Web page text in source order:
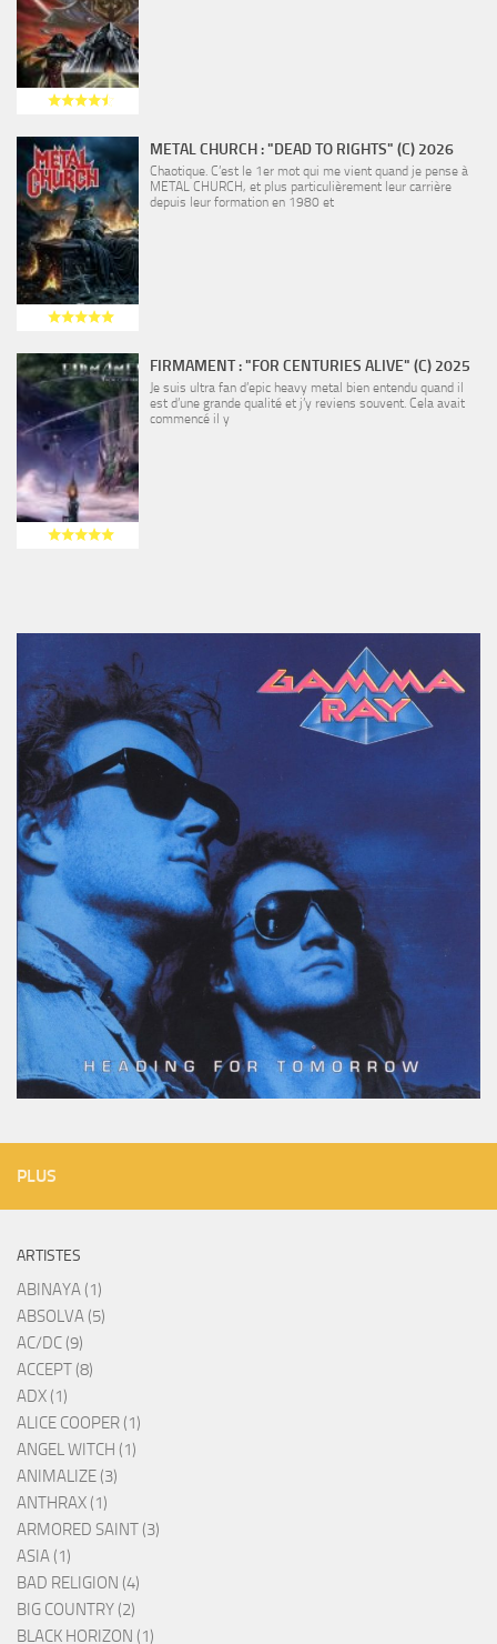
METAL CHURCH : "DEAD TO RIGHTS" (C) 2026
Chaotique. C’est le 1er mot qui me vient quand je pense à
METAL CHURCH, et plus particulièrement leur carrière
depuis leur formation en 1980 et
FIRMAMENT : "FOR CENTURIES ALIVE" (C) 2025
Je suis ultra fan d’epic heavy metal bien entendu quand il
est d’une grande qualité et j’y reviens souvent. Cela avait
commencé il y
PLUS
ARTISTES
ABINAYA (1)
ABSOLVA (5)
AC/DC (9)
ACCEPT (8)
ADX (1)
ALICE COOPER (1)
ANGEL WITCH (1)
ANIMALIZE (3)
ANTHRAX (1)
ARMORED SAINT (3)
ASIA (1)
BAD RELIGION (4)
BIG COUNTRY (2)
BLACK HORIZON (1)